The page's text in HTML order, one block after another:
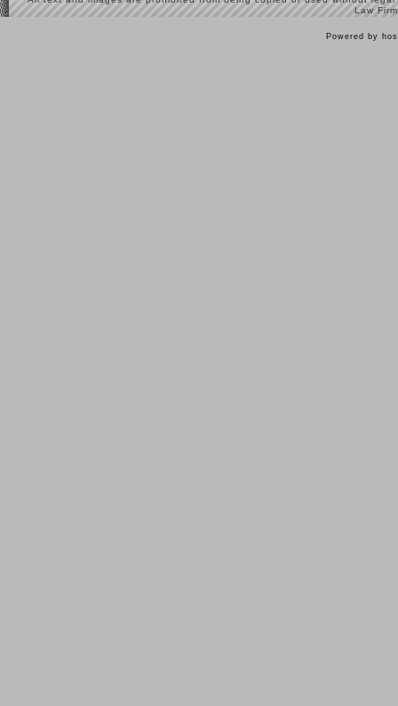
Law
Powered by